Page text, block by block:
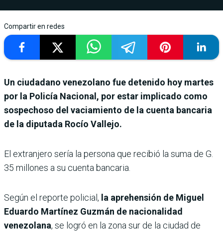
Compartir en redes
Un ciudadano venezolano fue detenido hoy martes
por la Policía Nacional, por estar implicado como
sospechoso del vaciamiento de la cuenta bancaria
de la diputada Rocío Vallejo.
El extranjero sería la persona que recibió la suma de G.
35 millones a su cuenta bancaria.
Según el reporte policial, la aprehensión de Miguel
Eduardo Martínez Guzmán de nacionalidad
venezolana, se logró en la zona sur de la ciudad de